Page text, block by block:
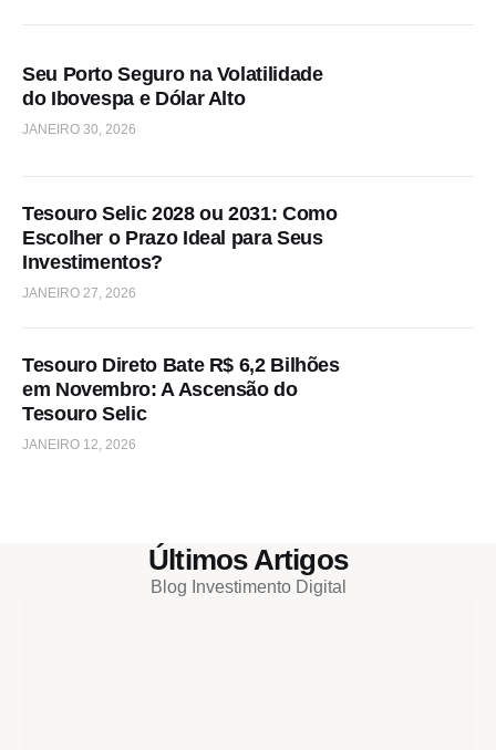
Seu Porto Seguro na Volatilidade
do Ibovespa e Dólar Alto
JANEIRO 30, 2026
Tesouro Selic 2028 ou 2031: Como
Escolher o Prazo Ideal para Seus
Investimentos?
JANEIRO 27, 2026
Tesouro Direto Bate R$ 6,2 Bilhões
em Novembro: A Ascensão do
Tesouro Selic
JANEIRO 12, 2026
Últimos Artigos
Blog Investimento Digital